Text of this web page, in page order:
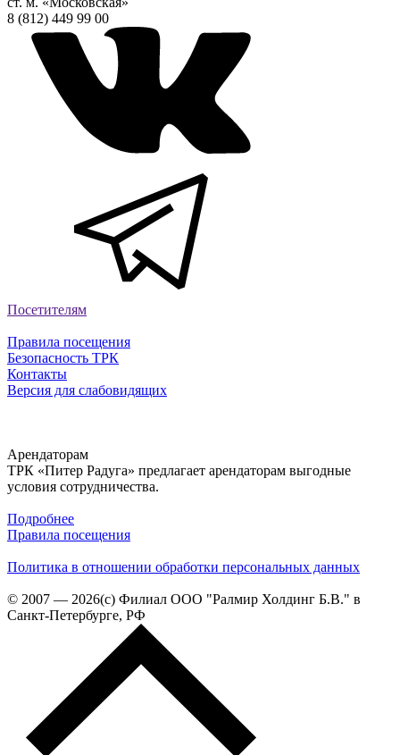
8 (812) 449 99 00
Посетителям
Правила посещения
Безопасность ТРК
Контакты
Версия для слабовидящих
Арендаторам
ТРК «Питер Радуга» предлагает арендаторам выгодные
условия сотрудничества.
Подробнее
Правила посещения
Политика в отношении обработки персональных данных
© 2007 — 2026(c) Филиал ООО "Ралмир Холдинг Б.В." в
Санкт-Петербурге, РФ